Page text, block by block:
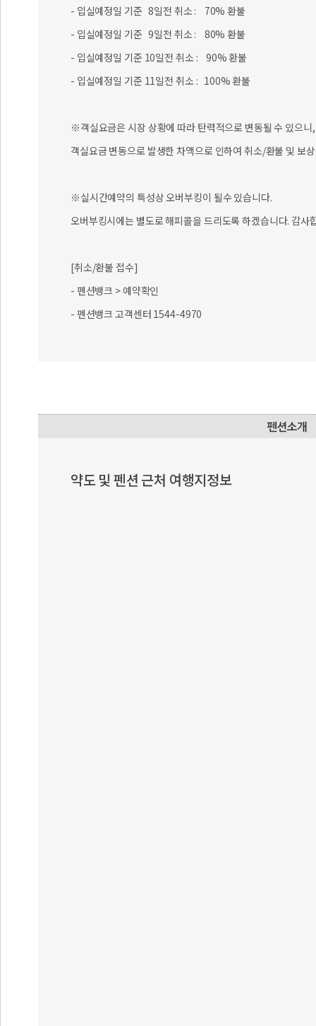
- 입실예정일 기준 8일전 취소 : 70% 환불
- 입실예정일 기준 9일전 취소 : 80% 환불
- 입실예정일 기준 10일전 취소 : 90% 환불
- 입실예정일 기준 11일전 취소 : 100% 환불
※객실요금은 시장 상황에 따라 탄력적으로 변동될 수 있으
객실요금 변동으로 발생한 차액으로 인하여 취소/환불 및 보
※실시간예약의 특성상 오버부킹이 될수 있습니다.
오버부킹시에는 별도로 해피콜을 드리도록 하겠습니다. 감사
[취소/환불 접수]
- 펜션뱅크 > 예약확인
- 펜션뱅크 고객센터 1544-4970
약도 및 펜션 근처 여행지정보